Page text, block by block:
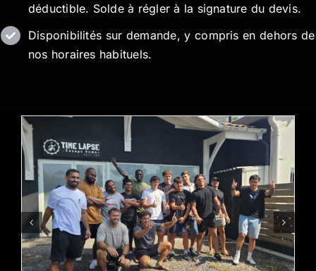
déductible. Solde à régler à la signature du devis.
Disponibilités sur demande, y compris en dehors de
nos horaires habituels.